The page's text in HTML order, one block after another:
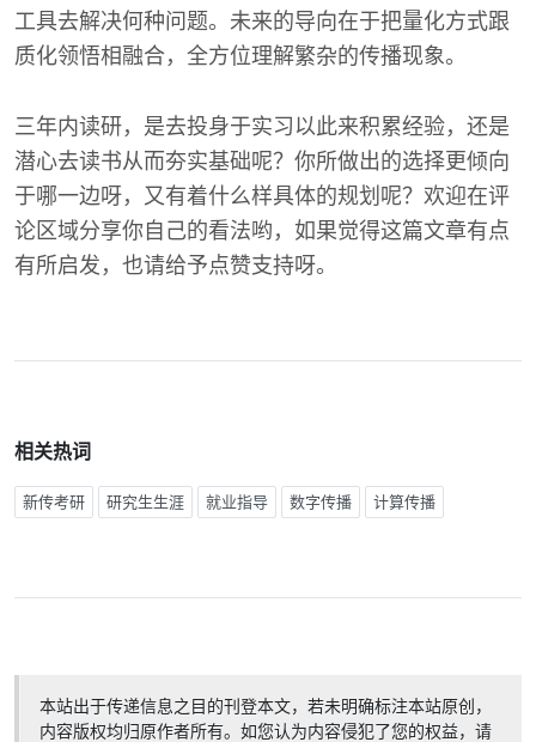
工具去解决何种问题。未来的导向在于把量化方式跟
质化领悟相融合，全方位理解繁杂的传播现象。
三年内读研，是去投身于实习以此来积累经验，还是
潜心去读书从而夯实基础呢？你所做出的选择更倾向
于哪一边呀，又有着什么样具体的规划呢？欢迎在评
论区域分享你自己的看法哟，如果觉得这篇文章有点
有所启发，也请给予点赞支持呀。
相关热词
新传考研 研究生生涯 就业指导 数字传播 计算传播
本站出于传递信息之目的刊登本文，若未明确标注本站原创，
内容版权均归原作者所有。如您认为内容侵犯了您的权益，请